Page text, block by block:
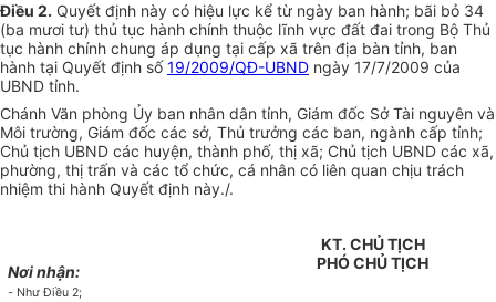
Điều 2. Quyết định này có hiệu lực kể từ ngày ban hành; bãi bỏ 34
(ba mươi tư) thủ tục hành chính thuộc lĩnh vực đất đai trong Bộ Thủ
tục hành chính chung áp dụng tại cấp xã trên địa bàn tỉnh, ban
hành tại Quyết định số19/2009/QĐ-UBND ngày 17/7/2009 của
UBND tỉnh.
Chánh Văn phòng Ủy ban nhân dân tỉnh, Giám đốc Sở Tài nguyên và
Môi trường, Giám đốc các sở, Thủ trưởng các ban, ngành cấp tỉnh;
Chủ tịch UBND các huyện, thành phố, thị xã; Chủ tịch UBND các xã,
phường, thị trấn và các tổ chức, cá nhân có liên quan chịu trách
nhiệm thi hành Quyết định này./.
Nơi nhận:
- Như Điều 2;
KT. CHỦ TỊCH
PHÓ CHỦ TỊCH